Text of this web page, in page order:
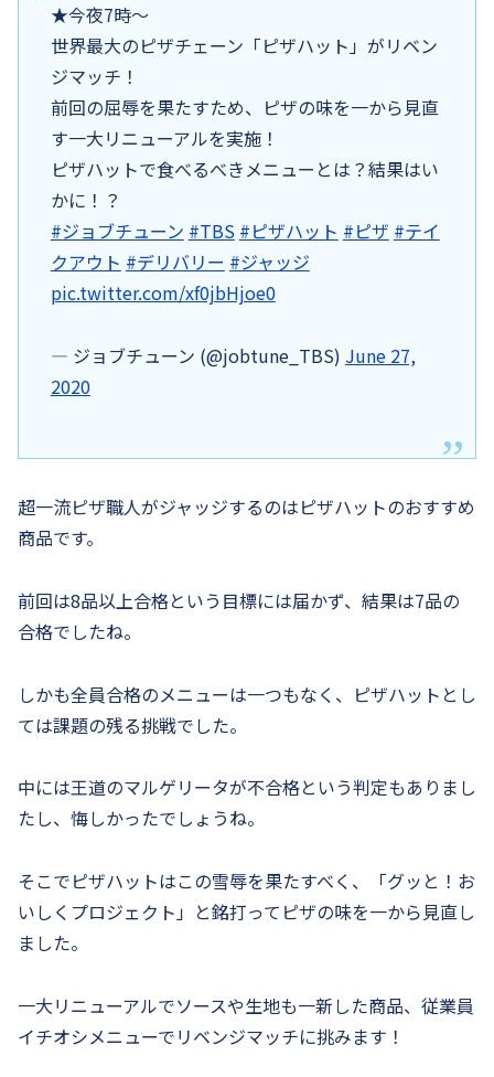
★今夜7時～
世界最大のピザチェーン「ピザハット」がリベン
ジマッチ！
前回の屈辱を果たすため、ピザの味を一から見直
す一大リニューアルを実施！
ピザハットで食べるべきメニューとは？結果はい
かに！？
#ジョブチューン #TBS #ピザハット #ピザ #テイ
クアウト #デリバリー #ジャッジ
pic.twitter.com/xf0jbHjoe0
— ジョブチューン (@jobtune_TBS) June 27,
2020
超一流ピザ職人がジャッジするのはピザハットのおすすめ
商品です。
前回は8品以上合格という目標には届かず、結果は7品の
合格でしたね。
しかも全員合格のメニューは一つもなく、ピザハットとし
ては課題の残る挑戦でした。
中には王道のマルゲリータが不合格という判定もありまし
たし、悔しかったでしょうね。
そこでピザハットはこの雪辱を果たすべく、「グッと！お
いしくプロジェクト」と銘打ってピザの味を一から見直し
ました。
一大リニューアルでソースや生地も一新した商品、従業員
イチオシメニューでリベンジマッチに挑みます！